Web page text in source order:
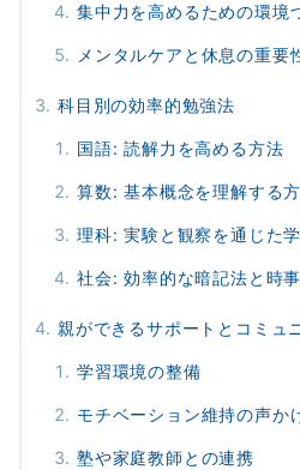
集中力を高めるための環境
メンタルケアと休息の重要
科目別の効率的勉強法
国語: 読解力を高める方法
算数: 基本概念を理解する
理科: 実験と観察を通じた
社会: 効率的な暗記法と時
親ができるサポートとコミュ
学習環境の整備
モチベーション維持の声か
塾や家庭教師との連携